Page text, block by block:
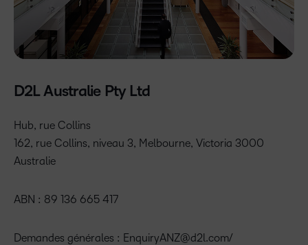
D2L Australie Pty Ltd
Hub, rue Collins
162, rue Collins, niveau 3, Melbourne, Victoria 3000
Australie
ABN : 89 136 665 417
Demandes générales : EnquiryANZ@d2l.com/